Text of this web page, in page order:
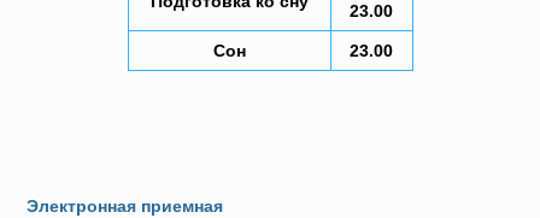
23.00
Сон 23.00
Электронная приемная